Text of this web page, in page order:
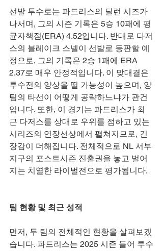
선발 투수로는 파드리스의 딜런 시즈가
나서며, 그의 시즌 기록은 5승 10패에 평
균자책점(ERA) 4.52입니다. 반대로 다저
스의 블레이크 스넬이 선발로 등판할 예
정으로, 그의 기록은 2승 1패에 ERA
2.37로 매우 안정적입니다. 이 맞대결은
투수전의 양상을 띨 가능성이 높으며, 양
팀의 타선이 어떻게 공략하느냐가 관건
입니다. 또한, 이 경기는 파드리스가 최
근 다저스를 상대로 우위를 점하고 있는
시리즈의 연장선상에서 펼쳐지므로, 긴
장감이 더해집니다. 전체적으로 NL 서부
지구의 포스트시즌 진출권을 놓고 벌어
지는 치열한 라이벌전으로 평가됩니다.
팀 현황 및 최근 성적
먼저, 두 팀의 전체적인 현황을 살펴보겠
습니다. 파드리스는 2025 시즌 들어 투수